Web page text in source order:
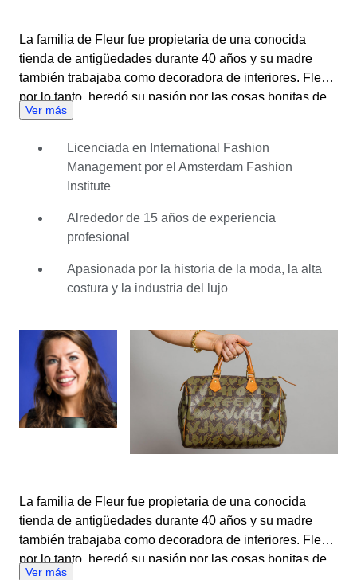
La familia de Fleur fue propietaria de una conocida
tienda de antigüedades durante 40 años y su madre
también trabajaba como decoradora de interiores. Fleur,
por lo tanto, heredó su pasión por las cosas bonitas de
su familia y, en su caso, también un gran amor por la
complemento esencial en la moda. Está enamorada de
la historia de la moda y tiene un amplio conocimiento
del mercado actual. Con su visión joven como influencer
social y emprendedora, Fleur está más que
acostumbrada a trabajar en un entorno online. Ahora,
subastas online en Catawiki son muy estimulantes, ya
que se encuentra con artículos que puede que nunca
sino como una experta cuya responsabilidad es
mantener vivos objetos únicos e históricos. Concluye
diciendo: "Creo que, como experta, tengo el deber de
preservar objetos únicos para las generaciones
venideras".
Ver más
Licenciada en International Fashion
Management por el Amsterdam Fashion
Institute
Alrededor de 15 años de experiencia
profesional
Apasionada por la historia de la moda, la alta
costura y la industria del lujo
La familia de Fleur fue propietaria de una conocida
tienda de antigüedades durante 40 años y su madre
también trabajaba como decoradora de interiores. Fleur,
por lo tanto, heredó su pasión por las cosas bonitas de
Ver más